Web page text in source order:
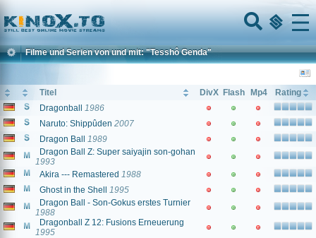
Home
Menu
Filme und Serien von und mit: "Tesshô Genda"
Titel DivX Flash Mp4
Rating
Dragonball
1986
Naruto: Shippûden 2007
Dragon Ball
1989
Dragon Ball Z: Super saiyajin son-gohan
1993
Akira --- Remastered 1988
Ghost in the Shell
1995
Dragon Ball - Son-Gokus erstes Turnier
1988
Dragonball Z 12: Fusions Erneuerung
1995